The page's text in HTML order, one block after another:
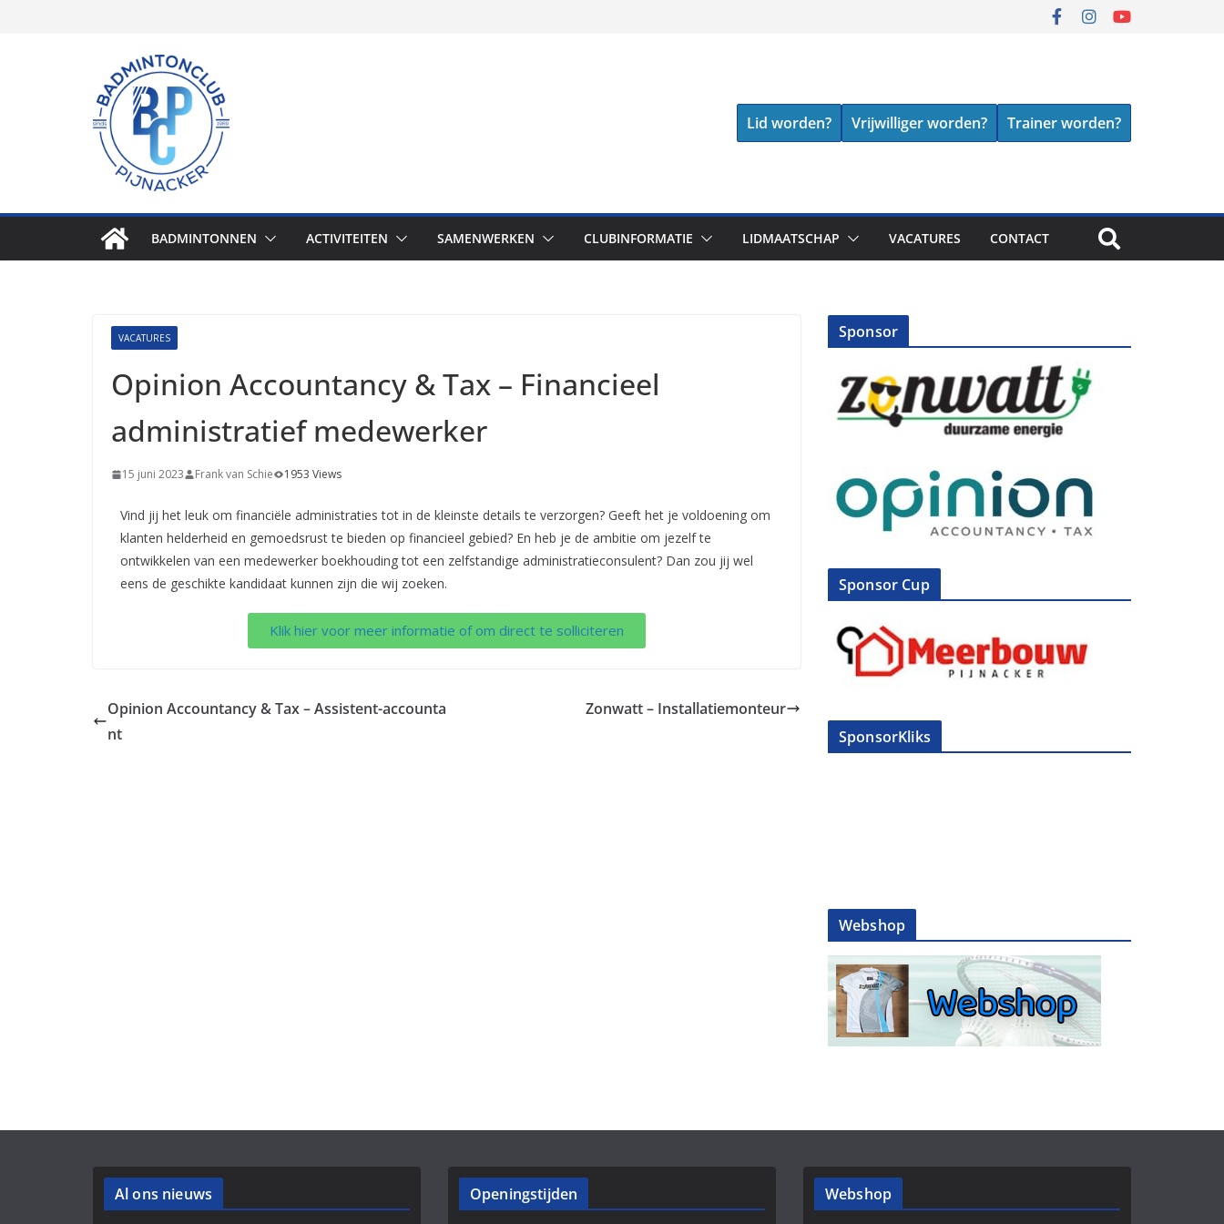
Lid worden? Vrijwilliger worden? Trainer worden?
BADMINTONNEN ACTIVITEITEN SAMENWERKEN CLUBINFORMATIE LIDMAATSCHAP VACATURES CONTACT
VACATURES
Opinion Accountancy & Tax – Financieel
administratief medewerker
15 juni 2023 Frank van Schie 1953 Views
Vind jij het leuk om financiële administraties tot in de kleinste details te verzorgen? Geeft het je voldoening om
klanten helderheid en gemoedsrust te bieden op financieel gebied? En heb je de ambitie om jezelf te
ontwikkelen van een medewerker boekhouding tot een zelfstandige administratieconsulent? Dan zou jij wel
eens de geschikte kandidaat kunnen zijn die wij zoeken.
Klik hier voor meer informatie of om direct te solliciteren
Opinion Accountancy & Tax – Assistent-accounta
nt
Zonwatt – Installatiemonteur
Sponsor
Sponsor Cup
SponsorKliks
Webshop
Al ons nieuws Openingstijden Webshop